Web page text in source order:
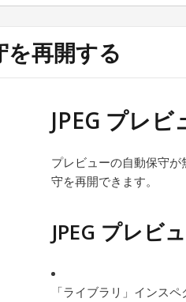
を再開する
JPEG プレ
プレビューの自動保守
守を再開できます。
JPEG プレビ
「ライブラリ」インス